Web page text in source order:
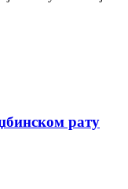
рату